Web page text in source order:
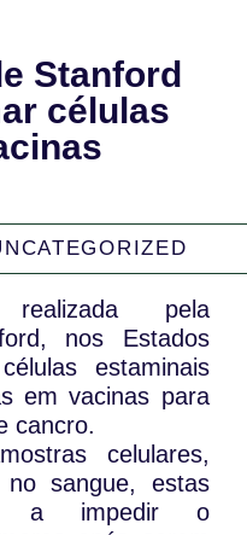
Stanford
células
realizada pela
nos Estados
estaminais
em vacinas para
cancro.
celulares,
sangue, estas
a impedir o